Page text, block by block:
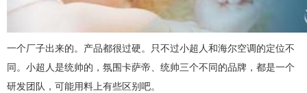
一个厂子出来的。产品都很过硬。只不过小超人和海尔空调的定位不
同。小超人是统帅的，氛围卡萨帝、统帅三个不同的品牌，都是一个
研发团队，可能用料上有些区别吧。